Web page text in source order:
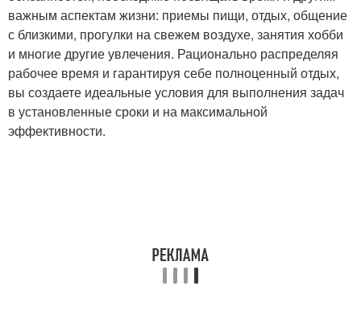
Рабочая зона Зона в рабочем
важным аспектам жизни: приемы пищи, отдых, общение
с близкими, прогулки на свежем воздухе, занятия хобби
и многие другие увлечения. Рационально распределяя
рабочее время и гарантируя себе полноценный отдых,
вы создаете идеальные условия для выполнения задач
в установленные сроки и на максимальной
эффективности.